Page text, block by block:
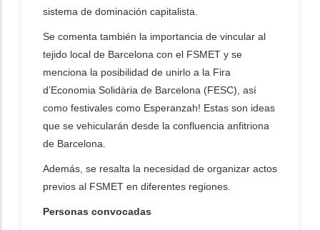
sistema de dominación capitalista.
Se comenta también la importancia de vincular al
tejido local de Barcelona con el FSMET y se
menciona la posibilidad de unirlo a la Fira
d’Economia Solidària de Barcelona (FESC), así
como festivales como Esperanzah! Estas son ideas
que se vehicularán desde la confluencia anfitriona
de Barcelona.
Además, se resalta la necesidad de organizar actos
previos al FSMET en diferentes regiones.
Personas convocadas